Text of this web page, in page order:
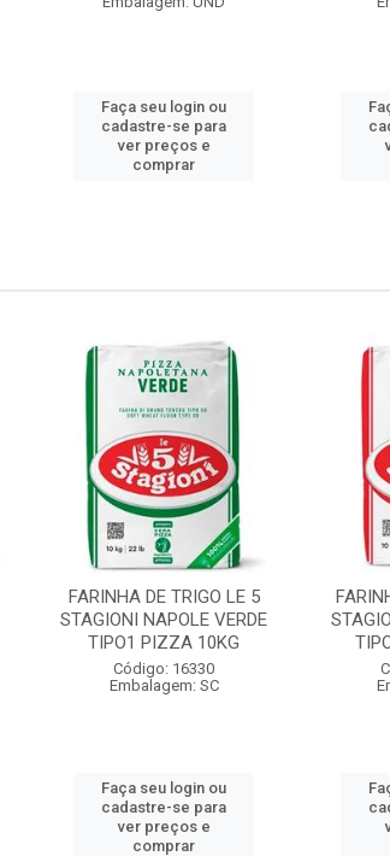
Faça seu login ou
cadastre-se para
ver preços e
comprar
FARINHA DE TRIGO LE 5
STAGIONI NAPOLE VERDE
TIPO1 PIZZA 10KG
Código: 16330
Embalagem: SC
Faça seu login ou
cadastre-se para
ver preços e
comprar